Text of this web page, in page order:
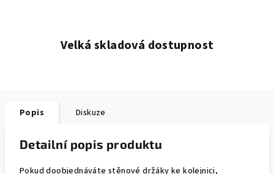
Velká skladová dostupnost
Popis Diskuze
Detailní popis produktu
Pokud doobjednáváte stěnové držáky ke kolejnici,